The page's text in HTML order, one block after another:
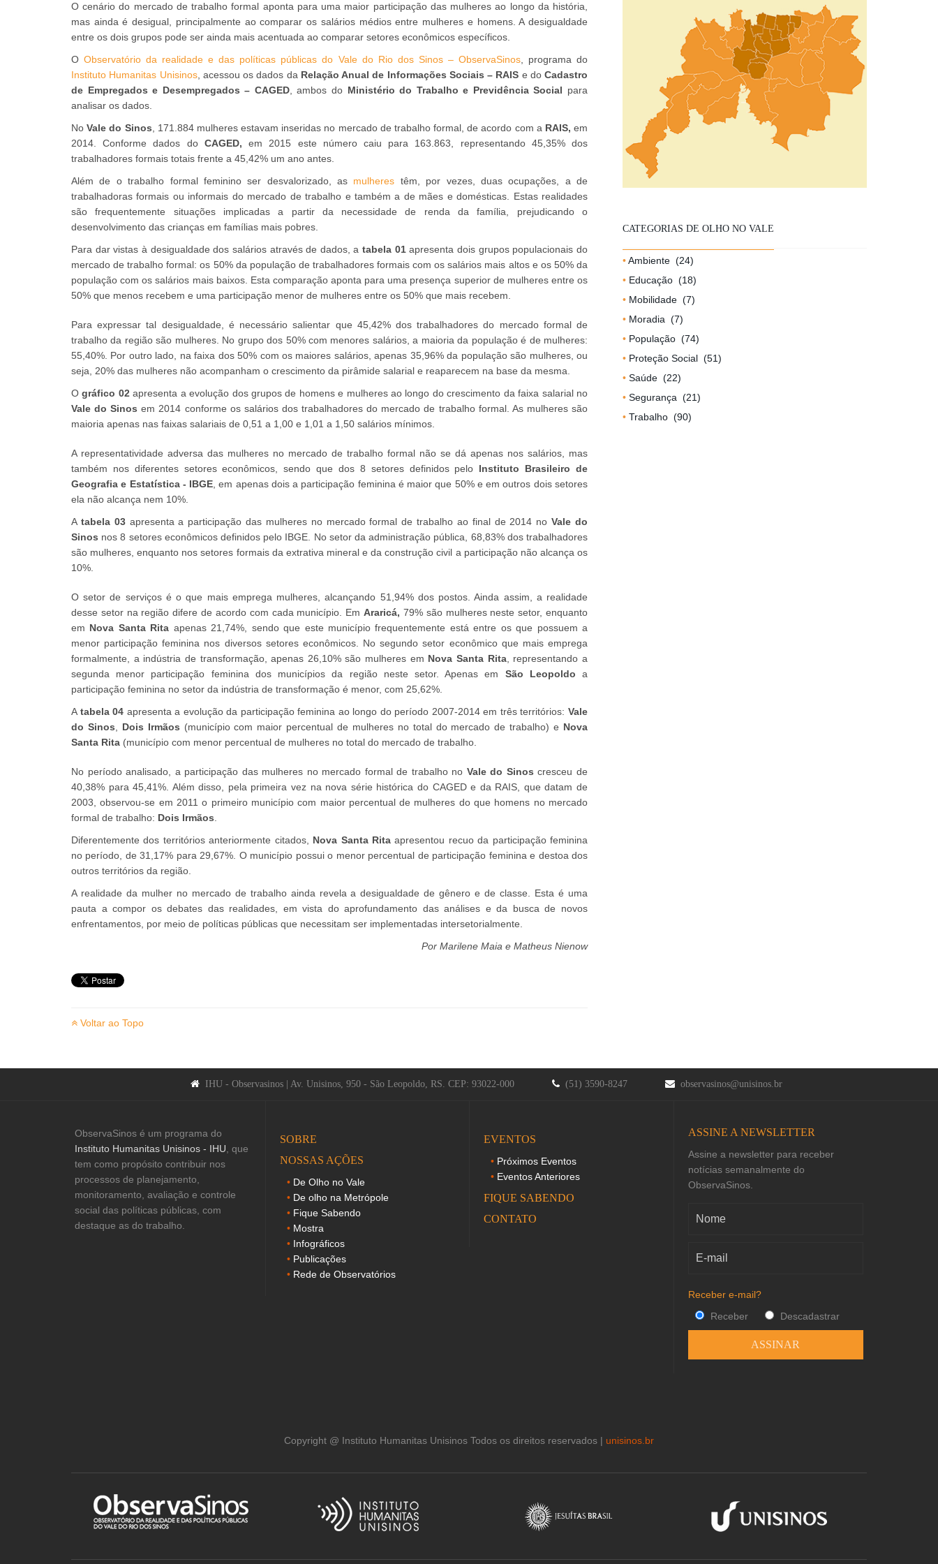
O cenário do mercado de trabalho formal aponta para uma maior participação das mulheres ao longo da história,
mas ainda é desigual, principalmente ao comparar os salários médios entre mulheres e homens. A desigualdade
entre os dois grupos pode ser ainda mais acentuada ao comparar setores econômicos específicos.
OObservatório da realidade e das políticas públicas do Vale do Rio dos Sinos – ObservaSinos, programa do
Instituto Humanitas Unisinos, acessou os dados da Relação Anual de Informações Sociais – RAIS e do Cadastro
de Empregados e Desempregados – CAGED, ambos do Ministério do Trabalho e Previdência Social para
analisar os dados.
NoVale do Sinos , 171.884 mulheres estavam inseridas no mercado de trabalho formal, de acordo com a RAIS, em
2014. Conforme dados do CAGED, em 2015 este número caiu para 163.863, representando 45,35% dos
trabalhadores formais totais frente a 45,42% um ano antes.
Além de o trabalho formal feminino ser desvalorizado, as mulheres têm, por vezes, duas ocupações, a de
trabalhadoras formais ou informais do mercado de trabalho e também a de mães e domésticas. Estas realidades
são frequentemente situações implicadas a partir da necessidade de renda da família, prejudicando o
desenvolvimento das crianças em famílias mais pobres.
Para dar vistas à desigualdade dos salários através de dados, atabela 01apresenta dois grupos populacionais do
mercado de trabalho formal: os 50% da população de trabalhadores formais com os salários mais altos e os 50% da
população com os salários mais baixos. Esta comparação aponta para uma presença superior de mulheres entre os
50% que menos recebem e uma participação menor de mulheres entre os 50% que mais recebem.
Para expressar tal desigualdade, é necessário salientar que 45,42% dos trabalhadores do mercado formal de
trabalho da região são mulheres. No grupo dos 50% com menores salários, a maioria da população é de mulheres:
55,40%. Por outro lado, na faixa dos 50% com os maiores salários, apenas 35,96% da população são mulheres, ou
seja, 20% das mulheres não acompanham o crescimento da pirâmide salarial e reaparecem na base da mesma.
Ográfico 02 apresenta a evolução dos grupos de homens e mulheres ao longo do crescimento da faixa salarial no
Vale do Sinos em 2014 conforme os salários dos trabalhadores do mercado de trabalho formal. As mulheres são
maioria apenas nas faixas salariais de 0,51 a 1,00 e 1,01 a 1,50 salários mínimos.
A representatividade adversa das mulheres no mercado de trabalho formal não se dá apenas nos salários, mas
também nos diferentes setores econômicos, sendo que dos 8 setores definidos pelo Instituto Brasileiro de
Geografia e Estatística - IBGE , em apenas dois a participação feminina é maior que 50% e em outros dois setores
ela não alcança nem 10%.
A tabela 03apresenta a participação das mulheres no mercado formal de trabalho ao final de 2014 noVale do
Sinos nos 8 setores econômicos definidos pelo IBGE. No setor da administração pública, 68,83% dos trabalhadores
são mulheres, enquanto nos setores formais da extrativa mineral e da construção civil a participação não alcança os
10%.
O setor de serviços é o que mais emprega mulheres, alcançando 51,94% dos postos. Ainda assim, a realidade
desse setor na região difere de acordo com cada município. EmAraricá, 79% são mulheres neste setor, enquanto
em Nova Santa Rita apenas 21,74%, sendo que este município frequentemente está entre os que possuem a
menor participação feminina nos diversos setores econômicos. No segundo setor econômico que mais emprega
formalmente, a indústria de transformação, apenas 26,10% são mulheres em Nova Santa Rita, representando a
segunda menor participação feminina dos municípios da região neste setor. Apenas em São Leopoldo a
participação feminina no setor da indústria de transformação é menor, com 25,62%.
A tabela 04 apresenta a evolução da participação feminina ao longo do período 2007-2014 em três territórios:Vale
do Sinos
Dois Irmãos (município com maior percentual de mulheres no total do mercado de trabalho) e Nova
Santa Rita (município com menor percentual de mulheres no total do mercado de trabalho.
No período analisado, a participação das mulheres no mercado formal de trabalho no Vale do Sinos cresceu de
40,38% para 45,41%. Além disso, pela primeira vez na nova série histórica do CAGED e da RAIS, que datam de
2003, observou-se em 2011 o primeiro município com maior percentual de mulheres do que homens no mercado
formal de trabalho: Dois Irmãos
Diferentemente dos territórios anteriormente citados, Nova Santa Ritaapresentou recuo da participação feminina
no período, de 31,17% para 29,67%. O município possui o menor percentual de participação feminina e destoa dos
outros territórios da região.
A realidade da mulher no mercado de trabalho ainda revela a desigualdade de gênero e de classe. Esta é uma
pauta a compor os debates das realidades, em vista do aprofundamento das análises e da busca de novos
enfrentamentos, por meio de políticas públicas que necessitam ser implementadas intersetorialmente.
Por Marilene Maia e Matheus Nienow
Voltar ao Topo
CATEGORIAS DE OLHO NO VALE
Ambiente (24)
Educação (18)
Mobilidade (7)
Moradia (7)
População (74)
Proteção Social (51)
Saúde (22)
Segurança (21)
Trabalho (90)
IHU - Observasinos | Av. Unisinos, 950 - São Leopoldo, RS. CEP: 93022-000 (51) 3590-8247 observasinos@unisinos.br
ObservaSinos é um programa do
Instituto Humanitas Unisinos - IHU , que
tem como propósito contribuir nos
processos de planejamento,
monitoramento, avaliação e controle
social das políticas públicas, com
destaque as do trabalho.
SOBRE
NOSSAS AÇÕES
De Olho no Vale
De olho na Metrópole
Fique Sabendo
Mostra
Infográficos
Publicações
Rede de Observatórios
EVENTOS
Próximos Eventos
Eventos Anteriores
FIQUE SABENDO
CONTATO
ASSINE A NEWSLETTER
Assine a newsletter para receber
notícias semanalmente do
ObservaSinos.
Receber e-mail?
Receber
Descadastrar
Copyright @ Instituto Humanitas Unisinos Todos os direitos reservados | unisinos.br